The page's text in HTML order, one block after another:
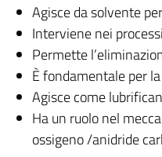
Agisce da solvente
Interviene nei
Permette
È fondamentale per
Agisce come
Ha un ruolo nel
ossigeno /anidride